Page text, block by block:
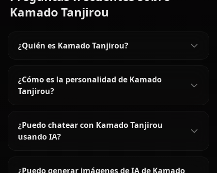
Kamado Tanjirou
¿Quién es Kamado Tanjirou?
¿Cómo es la personalidad de Kamado
Tanjirou?
¿Puedo chatear con Kamado Tanjirou
usando IA?
¿Puedo generar imágenes de IA de Kamado